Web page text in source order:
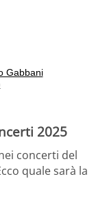
Gabbani
2025
concerti del
quale sarà la